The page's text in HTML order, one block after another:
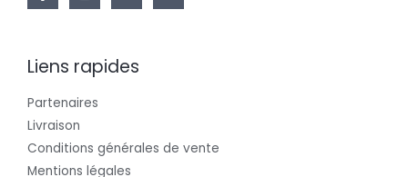
Liens rapides
Partenaires
Livraison
Conditions générales de vente
Mentions légales